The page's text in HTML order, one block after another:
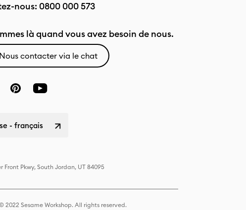
nous: 0800 000 573
là quand vous avez besoin de nous.
Nous contacter via le chat
- français
Front Pkwy, South Jordan, UT 84095
Sesame Workshop. All rights reserved.